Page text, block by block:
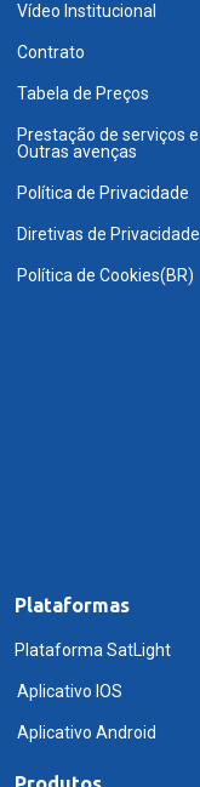
Vídeo Institucional
Contrato
Tabela de Preços
Prestação de serviços e
Outras avenças
Política de Privacidade
Diretivas de Privacidade
Política de Cookies(BR)
Plataformas
Plataforma SatLight
Aplicativo IOS
Aplicativo Android